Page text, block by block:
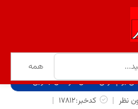
بوم گردی استان خراسان جنوبی
نظر
کدخبر:17812